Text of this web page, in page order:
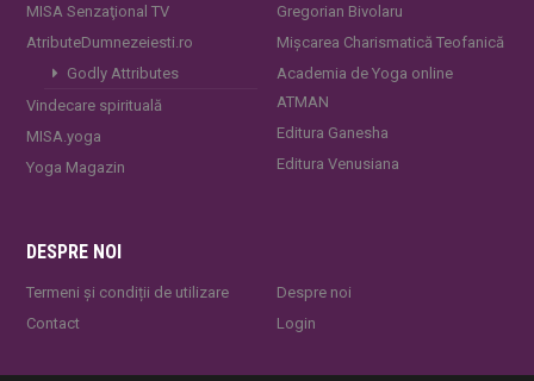
MISA Senzaţional TV
AtributeDumnezeiesti.ro
Godly Attributes
Vindecare spirituală
MISA.yoga
Yoga Magazin
Gregorian Bivolaru
Mișcarea Charismatică Teofanică
Academia de Yoga online
ATMAN
Editura Ganesha
Editura Venusiana
DESPRE NOI
Termeni și condiții de utilizare
Contact
Despre noi
Login